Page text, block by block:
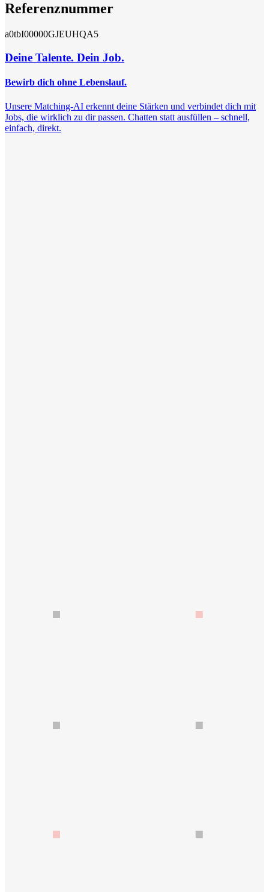
Referenznummer
a0tbI00000GJEUHQA5
Deine Talente. Dein Job.
Bewirb dich ohne Lebenslauf.
Unsere Matching-AI erkennt deine Stärken und verbindet dich mit
Jobs, die wirklich zu dir passen. Chatten statt ausfüllen – schnell,
einfach, direkt.